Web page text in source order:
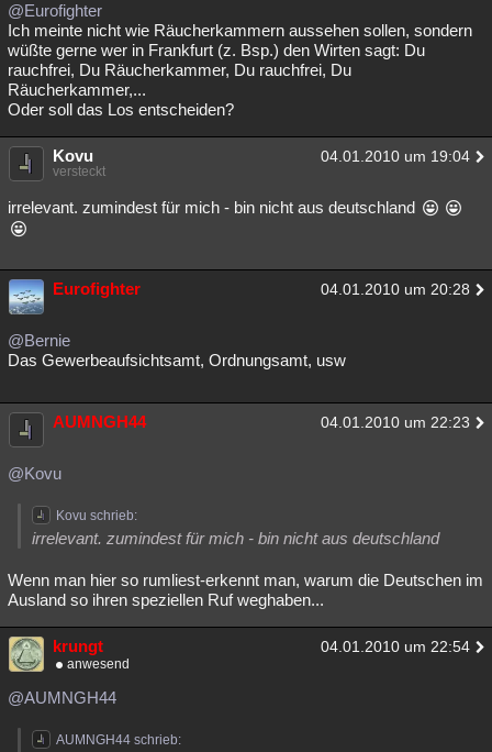
@Eurofighter
Ich meinte nicht wie Räucherkammern aussehen sollen, sondern
wüßte gerne wer in Frankfurt (z. Bsp.) den Wirten sagt: Du
rauchfrei, Du Räucherkammer, Du rauchfrei, Du
Räucherkammer,...
Oder soll das Los entscheiden?
Kovu 04.01.2010 um 19:04
versteckt
irrelevant. zumindest für mich - bin nicht aus deutschland
Eurofighter 04.01.2010 um 20:28
@Bernie
Das Gewerbeaufsichtsamt, Ordnungsamt, usw
AUMNGH44 04.01.2010 um 22:23
@Kovu
Kovu schrieb:
irrelevant. zumindest für mich - bin nicht aus deutschland
Wenn man hier so rumliest-erkennt man, warum die Deutschen im
Ausland so ihren speziellen Ruf weghaben...
krungt 04.01.2010 um 22:54
anwesend
@AUMNGH44
AUMNGH44 schrieb: